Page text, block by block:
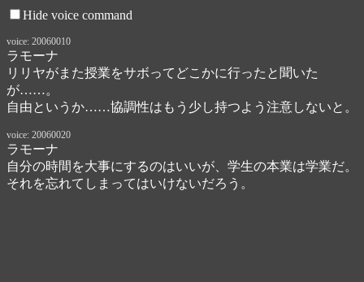
Hide voice command
voice: 20060010
ラモーナ
リリヤがまた授業をサボってどこかに行ったと聞いた
が……。
自由というか……協調性はもう少し持つよう注意しないと。
voice: 20060020
ラモーナ
自分の時間を大事にするのはいいが、学生の本業は学業だ。
それを忘れてしまってはいけないだろう。